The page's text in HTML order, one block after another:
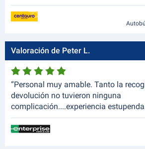
Valoración de Peter L.
“Personal muy amable. Tanto la
devolución no tuvieron ninguna
complicación....experiencia